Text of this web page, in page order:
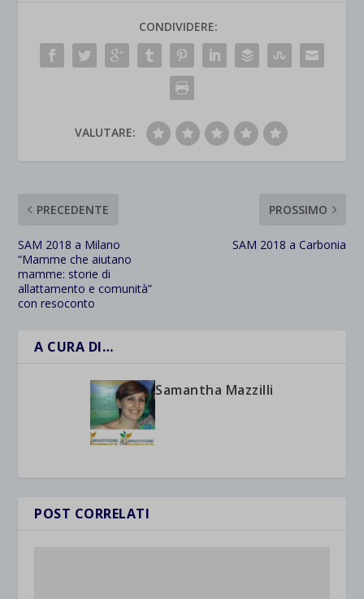
CONDIVIDERE:
VALUTARE:
PRECEDENTE
SAM 2018 a Milano
“Mamme che aiutano
mamme: storie di
allattamento e comunità”
con resoconto
PROSSIMO
SAM 2018 a Carbonia
A CURA DI…
Samantha Mazzilli
POST CORRELATI